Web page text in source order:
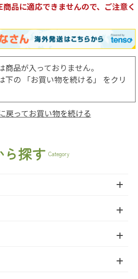
品に適応できませんので、ご注意く
品が入っておりません。
下の 「お買い物を続ける」 をクリ
戻ってお買い物を続ける
ら探す Category